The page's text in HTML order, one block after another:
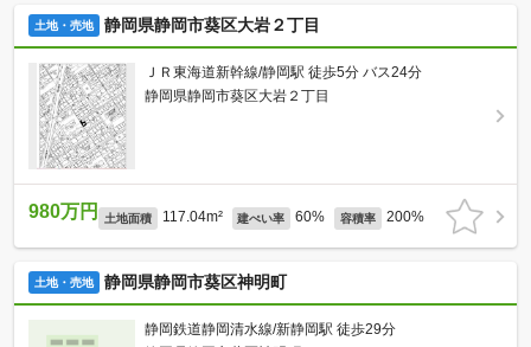
土地・売地 静岡県静岡市葵区大岩２丁目
ＪＲ東海道新幹線/静岡駅 徒歩5分 バス24分
静岡県静岡市葵区大岩２丁目
980万円 土地面積 117.04m² 建ぺい率 60% 容積率 200%
土地・売地 静岡県静岡市葵区神明町
静岡鉄道静岡清水線/新静岡駅 徒歩29分